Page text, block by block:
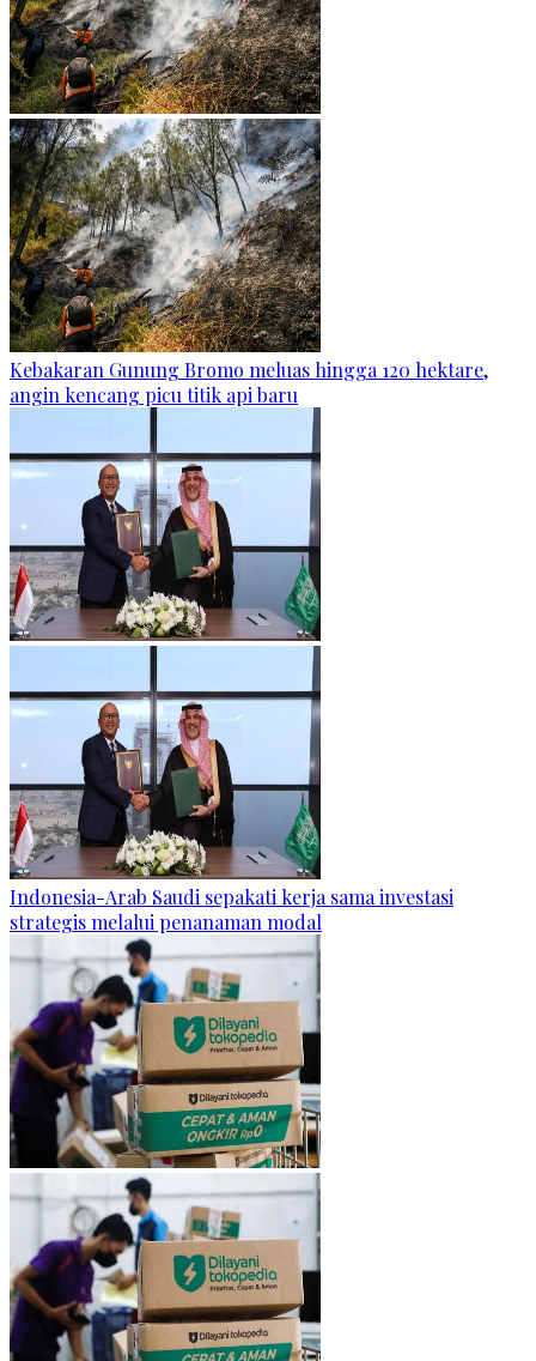
Kebakaran Gunung Bromo meluas hingga 120 hektare,
angin kencang picu titik api baru
Indonesia-Arab Saudi sepakati kerja sama investasi
strategis melalui penanaman modal